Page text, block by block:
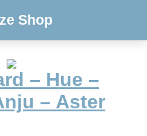
Shop
– Hue –
– Aster